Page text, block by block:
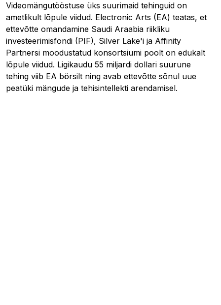
Videomängutööstuse üks suurimaid tehinguid on
ametlikult lõpule viidud. Electronic Arts (EA) teatas, et
ettevõtte omandamine Saudi Araabia riikliku
investeerimisfondi (PIF), Silver Lake'i ja Affinity
Partnersi moodustatud konsortsiumi poolt on edukalt
lõpule viidud. Ligikaudu 55 miljardi dollari suurune
tehing viib EA börsilt ning avab ettevõtte sõnul uue
peatüki mängude ja tehisintellekti arendamisel.